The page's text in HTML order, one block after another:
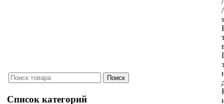
Список категорий